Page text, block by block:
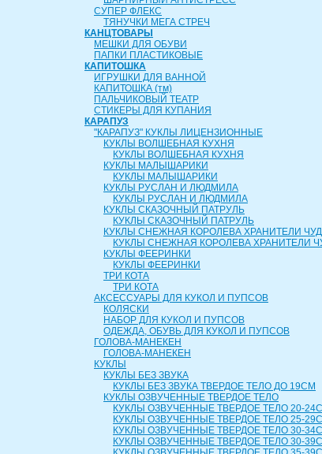
СУПЕР ФЛЕКС
ТЯНУЧКИ МЕГА СТРЕЧ
КАНЦТОВАРЫ
МЕШКИ ДЛЯ ОБУВИ
ПАПКИ ПЛАСТИКОВЫЕ
КАПИТОШКА
ИГРУШКИ ДЛЯ ВАННОЙ
КАПИТОШКА (тм)
ПАЛЬЧИКОВЫЙ ТЕАТР
СТИКЕРЫ ДЛЯ КУПАНИЯ
КАРАПУЗ
"КАРАПУЗ" КУКЛЫ ЛИЦЕНЗИОННЫЕ
КУКЛЫ ВОЛШЕБНАЯ КУХНЯ
КУКЛЫ ВОЛШЕБНАЯ КУХНЯ
КУКЛЫ МАЛЫШАРИКИ
КУКЛЫ МАЛЫШАРИКИ
КУКЛЫ РУСЛАН И ЛЮДМИЛА
КУКЛЫ РУСЛАН И ЛЮДМИЛА
КУКЛЫ СКАЗОЧНЫЙ ПАТРУЛЬ
КУКЛЫ СКАЗОЧНЫЙ ПАТРУЛЬ
КУКЛЫ СНЕЖНАЯ КОРОЛЕВА ХРАНИТЕЛИ
КУКЛЫ СНЕЖНАЯ КОРОЛЕВА ХРАНИТЕЛИ
КУКЛЫ ФЕЕРИНКИ
КУКЛЫ ФЕЕРИНКИ
ТРИ КОТА
ТРИ КОТА
АКСЕССУАРЫ ДЛЯ КУКОЛ И ПУПСОВ
КОЛЯСКИ
НАБОР ДЛЯ КУКОЛ И ПУПСОВ
ОДЕЖДА, ОБУВЬ ДЛЯ КУКОЛ И ПУПСОВ
ГОЛОВА-МАНЕКЕН
ГОЛОВА-МАНЕКЕН
КУКЛЫ
КУКЛЫ БЕЗ ЗВУКА
КУКЛЫ БЕЗ ЗВУКА ТВЕРДОЕ ТЕЛО ДО 19СМ
КУКЛЫ ОЗВУЧЕННЫЕ ТВЕРДОЕ ТЕЛО
КУКЛЫ ОЗВУЧЕННЫЕ ТВЕРДОЕ ТЕЛО 20-
КУКЛЫ ОЗВУЧЕННЫЕ ТВЕРДОЕ ТЕЛО 25-
КУКЛЫ ОЗВУЧЕННЫЕ ТВЕРДОЕ ТЕЛО 30-
КУКЛЫ ОЗВУЧЕННЫЕ ТВЕРДОЕ ТЕЛО 30-